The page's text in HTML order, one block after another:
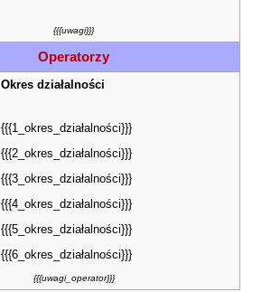
{{{uwagi}}}
Operatorzy
Okres działalności
{{{1_okres_działalności}}}
{{{2_okres_działalności}}}
{{{3_okres_działalności}}}
{{{4_okres_działalności}}}
{{{5_okres_działalności}}}
{{{6_okres_działalności}}}
{{{uwagi_operator}}}